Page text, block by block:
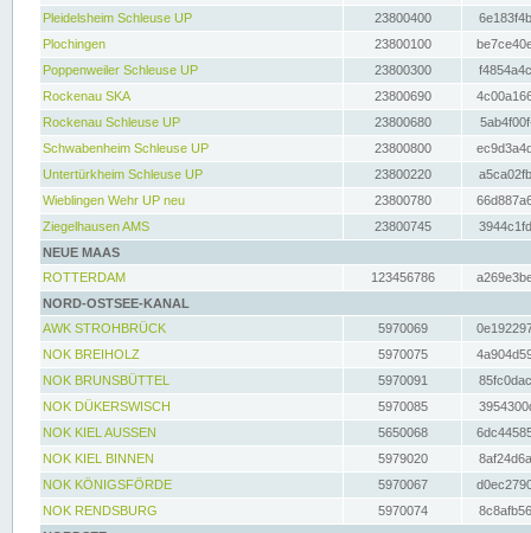
Pleidelsheim Schleuse UP
23800400
Plochingen
23800100
Poppenweiler Schleuse UP
23800300
Rockenau SKA
23800690
Rockenau Schleuse UP
23800680
Schwabenheim Schleuse UP
23800800
Untertürkheim Schleuse UP
23800220
Wieblingen Wehr UP neu
23800780
Ziegelhausen AMS
23800745
NEUE MAAS
ROTTERDAM
123456786
NORD-OSTSEE-KANAL
AWK STROHBRÜCK
5970069
NOK BREIHOLZ
5970075
NOK BRUNSBÜTTEL
5970091
NOK DÜKERSWISCH
5970085
NOK KIEL AUSSEN
5650068
NOK KIEL BINNEN
5979020
NOK KÖNIGSFÖRDE
5970067
NOK RENDSBURG
5970074